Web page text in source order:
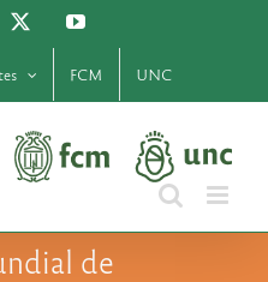
YouTube
FCM UNC
de